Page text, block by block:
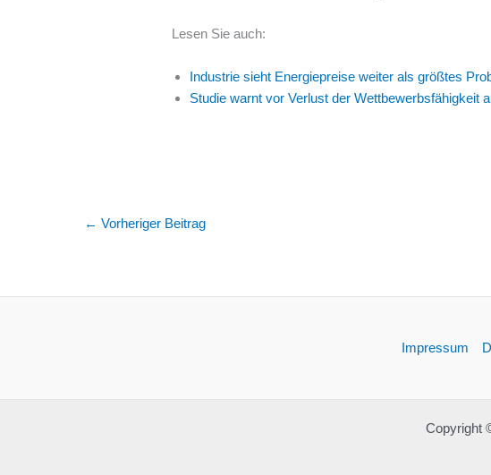
Lesen Sie auch:
Industrie sieht Energiepreise weiter als größtes
Studie warnt vor Verlust der Wettbewerbsfähigkeit
← Vorheriger Beitrag
Impressum
Copyright